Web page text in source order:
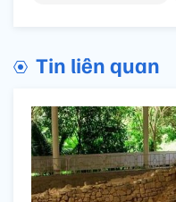
Tin liên quan